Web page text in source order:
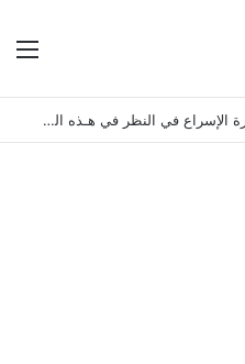
رئيس الجمهوريّة يؤكد على ضرورة الإسراع في النظر في هـذه الملفات